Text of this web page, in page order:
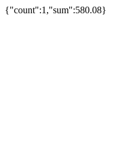
{"count":1,"sum":580.08}